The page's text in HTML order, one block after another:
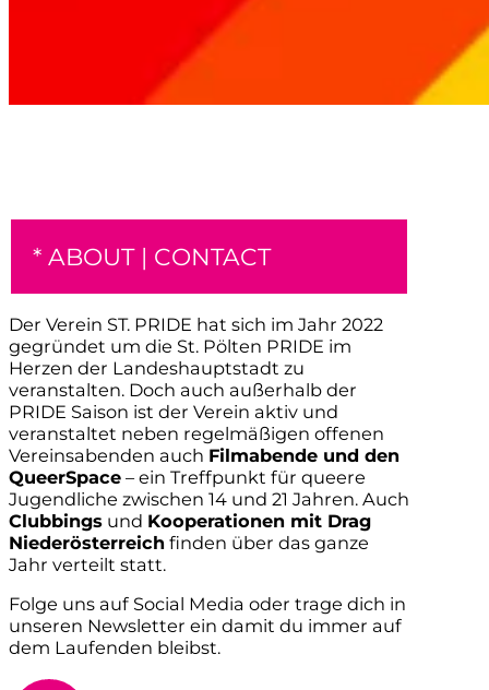
* ABOUT | CONTACT
Der Verein ST. PRIDE hat sich im Jahr 2022
gegründet um die St. Pölten PRIDE im
Herzen der Landeshauptstadt zu
veranstalten. Doch auch außerhalb der
PRIDE Saison ist der Verein aktiv und
veranstaltet neben regelmäßigen offenen
Vereinsabenden auch Filmabende und den
QueerSpace – ein Treffpunkt für queere
Jugendliche zwischen 14 und 21 Jahren. Auch
Clubbings und Kooperationen mit Drag
Niederösterreich finden über das ganze
Jahr verteilt statt.
Folge uns auf Social Media oder trage dich in
unseren Newsletter ein damit du immer auf
dem Laufenden bleibst.